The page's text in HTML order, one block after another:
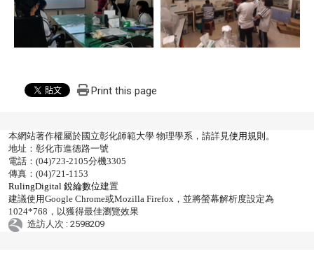
Print this page
本網站著作權屬於國立彰化師範大學 物理學系，請詳見使用規則 。
地址：彰化市進德路一號
電話：(04)723-2105分機3305
傳真：(04)721-1153
RulingDigital 銳綸數位建置
建議使用Google Chrome或Mozilla Firefox，並將螢幕解析度設定為
1024*768，以獲得最佳瀏覽效果
造訪人次 : 2598209